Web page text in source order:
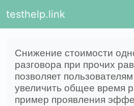
testhelp.link
Снижение стоимости
разговора при прочих
позволяет
увеличить общее время
пример проявления